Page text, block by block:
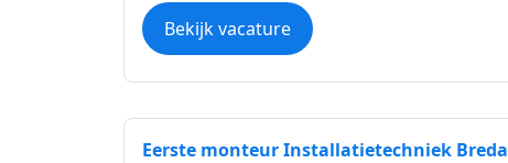
Bekijk vacature
Eerste monteur Installatietechniek Breda